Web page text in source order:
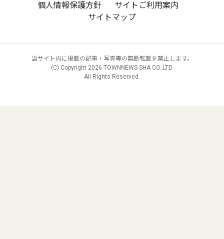
個人情報保護方針
サイトご利用案内
サイトマップ
当サイト内に掲載の記事・写真等の無断転載を禁止します。
(C) Copyright 2026 TOWNNEWS-SHA CO.,LTD.
All Rights Reserved.